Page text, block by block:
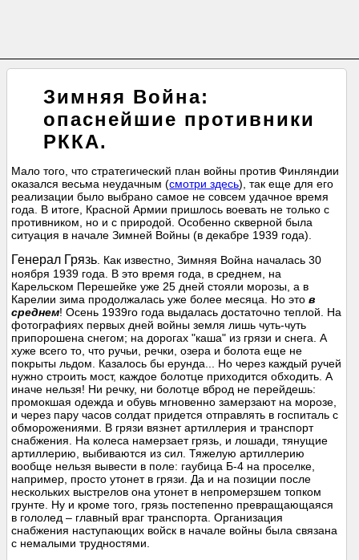
Зимняя Война:
опаснейшие противники
РККА.
Мало того, что стратегический план войны против Финляндии
оказался весьма неудачным (смотри здесь), так еще для его
реализации было выбрано самое не совсем удачное время
года. В итоге, Красной Армии пришлось воевать не только с
противником, но и с природой. Особенно скверной была
ситуация в начале Зимней Войны (в декабре 1939 года).
Генерал Грязь . Как известно, Зимняя Война началась 30
ноября 1939 года. В это время года, в среднем, на
Карельском Перешейке уже 25 дней стояли морозы, а в
Карелии зима продолжалась уже более месяца. Но этов
среднем! Осень 1939го года выдалась достаточно теплой. На
фотографиях первых дней войны земля лишь чуть-чуть
припорошена снегом; на дорогах "каша" из грязи и снега. А
хуже всего то, что ручьи, речки, озера и болота еще не
покрыты льдом. Казалось бы ерунда... Но через каждый ручей
нужно строить мост, каждое болотце приходится обходить. А
иначе нельзя! Ни речку, ни болотце вброд не перейдешь:
промокшая одежда и обувь мгновенно замерзают на морозе,
и через пару часов солдат придется отправлять в госпиталь с
обморожениями. В грязи вязнет артиллерия и транспорт
снабжения. На колеса намерзает грязь, и лошади, тянущие
артиллерию, выбиваются из сил. Тяжелую артиллерию
вообще нельзя вывести в поле: гаубица Б-4 на проселке,
например, просто утонет в грязи. Да и на позиции после
нескольких выстрелов она утонет в непромерзшем топком
грунте. Ну и кроме того, грязь постепенно превращающаяся
в гололед – главный враг транспорта. Организация
снабжения наступающих войск в начале войны была связана
с немалыми трудностями.